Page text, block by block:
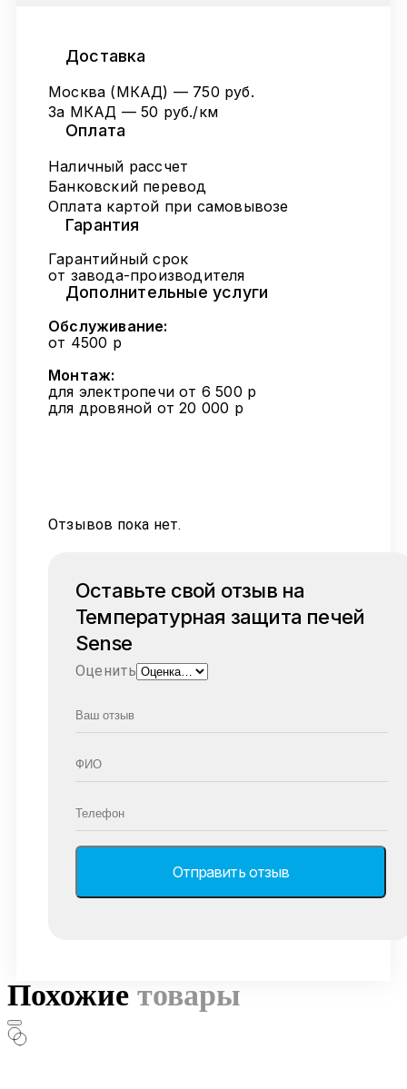
Доставка
Москва (МКАД) — 750 руб.
За МКАД — 50 руб./км
Оплата
Наличный рассчет
Банковский перевод
Оплата картой при самовывозе
Гарантия
Гарантийный срок
от завода-производителя
Дополнительные услуги
Обслуживание:
от 4500 р
Монтаж:
для электропечи от 6 500 р
для дровяной от 20 000 р
Отзывов пока нет.
Оставьте свой отзыв на
Температурная защита печей
Sense
Оценить
Похожие товары